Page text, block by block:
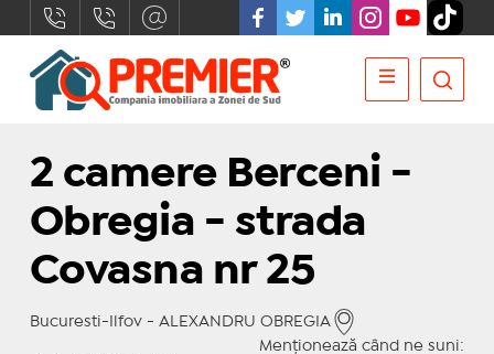
2 camere Berceni -
Obregia - strada
Covasna nr 25
Bucuresti-Ilfov - ALEXANDRU OBREGIA
Menționează când ne suni: